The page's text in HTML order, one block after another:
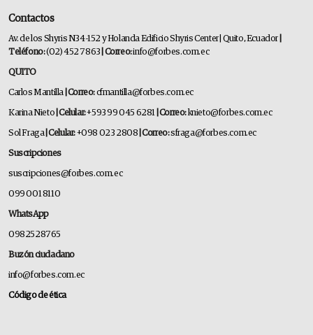
Contactos
Av. de los Shyris N34-152 y Holanda Edificio Shyris Center | Quito, Ecuador
Teléfono:(02) 452 7863 | Correo:info@forbes.com.ec
QUITO
Carlos Mantilla | Correo:cfmantilla@forbes.com.ec
Karina Nieto | Celular:+593 99 045 6281 | Correo:knieto@forbes.com.ec
Sol Fraga| Celular:+098 023 2808 | Correo:sfraga@forbes.com.ec
Suscripciones
suscripciones@forbes.com.ec
099 001 8110
WhatsApp
0982528765
Buzón ciudadano
info@forbes.com.ec
Código de ética